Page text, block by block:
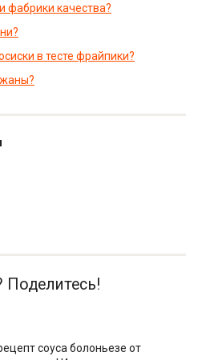
фабрики качества?
в тесте фрайпики?
Поделитесь!
соуса болоньезе от